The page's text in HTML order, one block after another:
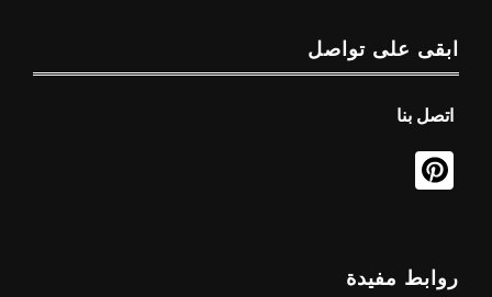
ابقى على تواصل
اتصل بنا
روابط مفيدة